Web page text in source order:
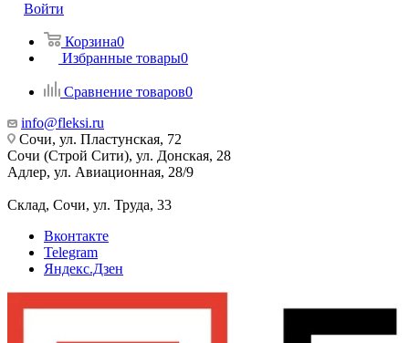
Войти
Корзина0
Избранные товары0
Сравнение товаров0
info@fleksi.ru
Сочи, ул. Пластунская, 72
Сочи (Строй Сити), ул. Донская, 28
Адлер, ул. Авиационная, 28/9
Склад, Сочи, ул. Труда, 33
Вконтакте
Telegram
Яндекс.Дзен